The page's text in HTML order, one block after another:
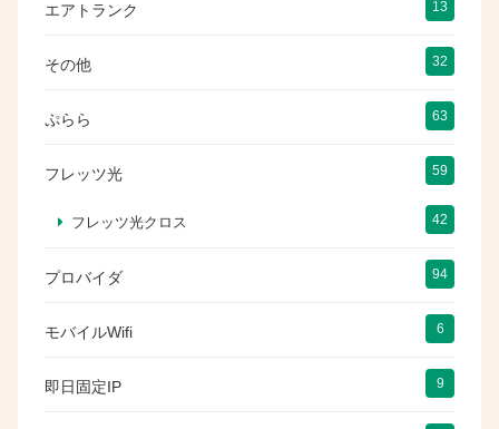
エアトランク 13
その他 32
ぷらら 63
フレッツ光 59
フレッツ光クロス 42
プロバイダ 94
モバイルWifi 6
即日固定IP 9